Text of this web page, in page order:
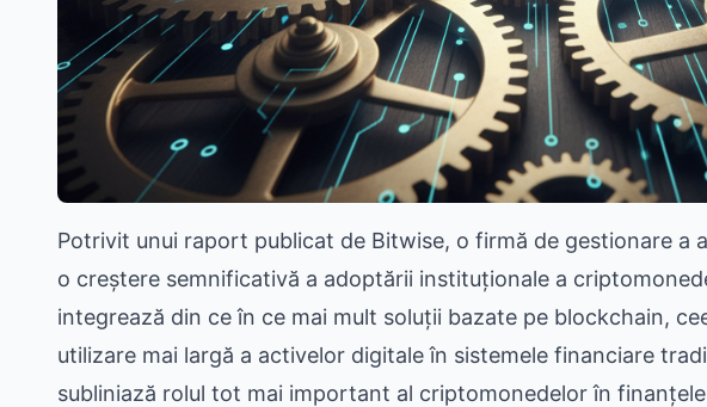
Potrivit unui raport publicat de Bitwise, o firmă de gestionare a
o creștere semnificativă a adoptării instituționale a
integrează din ce în ce mai mult soluții bazate pe blockchain,
utilizare mai largă a activelor digitale în sistemele financiare
subliniază rolul tot mai important al criptomonedelor în